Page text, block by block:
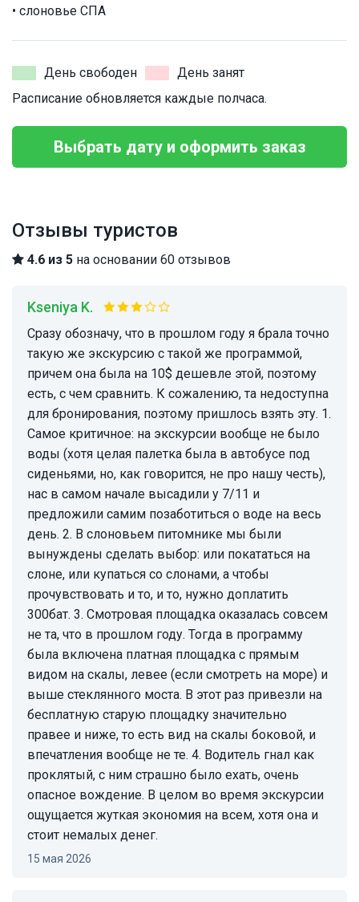
• слоновье СПА
День свободен
День занят
Расписание обновляется каждые полчаса.
Выбрать дату и оформить заказ
Отзывы туристов
4.6 из 5 на основании 60 отзывов
Kseniya K.
Сразу обозначу, что в прошлом году я брала точно
такую же экскурсию с такой же программой,
причем она была на 10$ дешевле этой, поэтому
есть, с чем сравнить. К сожалению, та недоступна
для бронирования, поэтому пришлось взять эту. 1.
Самое критичное: на экскурсии вообще не было
воды (хотя целая палетка была в автобусе под
сиденьями, но, как говорится, не про нашу честь),
нас в самом начале высадили у 7/11 и
предложили самим позаботиться о воде на весь
день. 2. В слоновьем питомнике мы были
вынуждены сделать выбор: или покататься на
слоне, или купаться со слонами, а чтобы
прочувствовать и то, и то, нужно доплатить
300бат. 3. Смотровая площадка оказалась совсем
не та, что в прошлом году. Тогда в программу
была включена платная площадка с прямым
видом на скалы, левее (если смотреть на море) и
выше стеклянного моста. В этот раз привезли на
бесплатную старую площадку значительно
правее и ниже, то есть вид на скалы боковой, и
впечатления вообще не те. 4. Водитель гнал как
проклятый, с ним страшно было ехать, очень
опасное вождение. В целом во время экскурсии
ощущается жуткая экономия на всем, хотя она и
стоит немалых денег.
15 мая 2026